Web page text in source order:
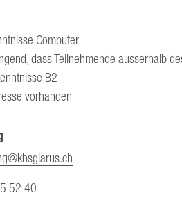
Computer
dass Teilnehmende ausserhalb
B2
vorhanden
52 40